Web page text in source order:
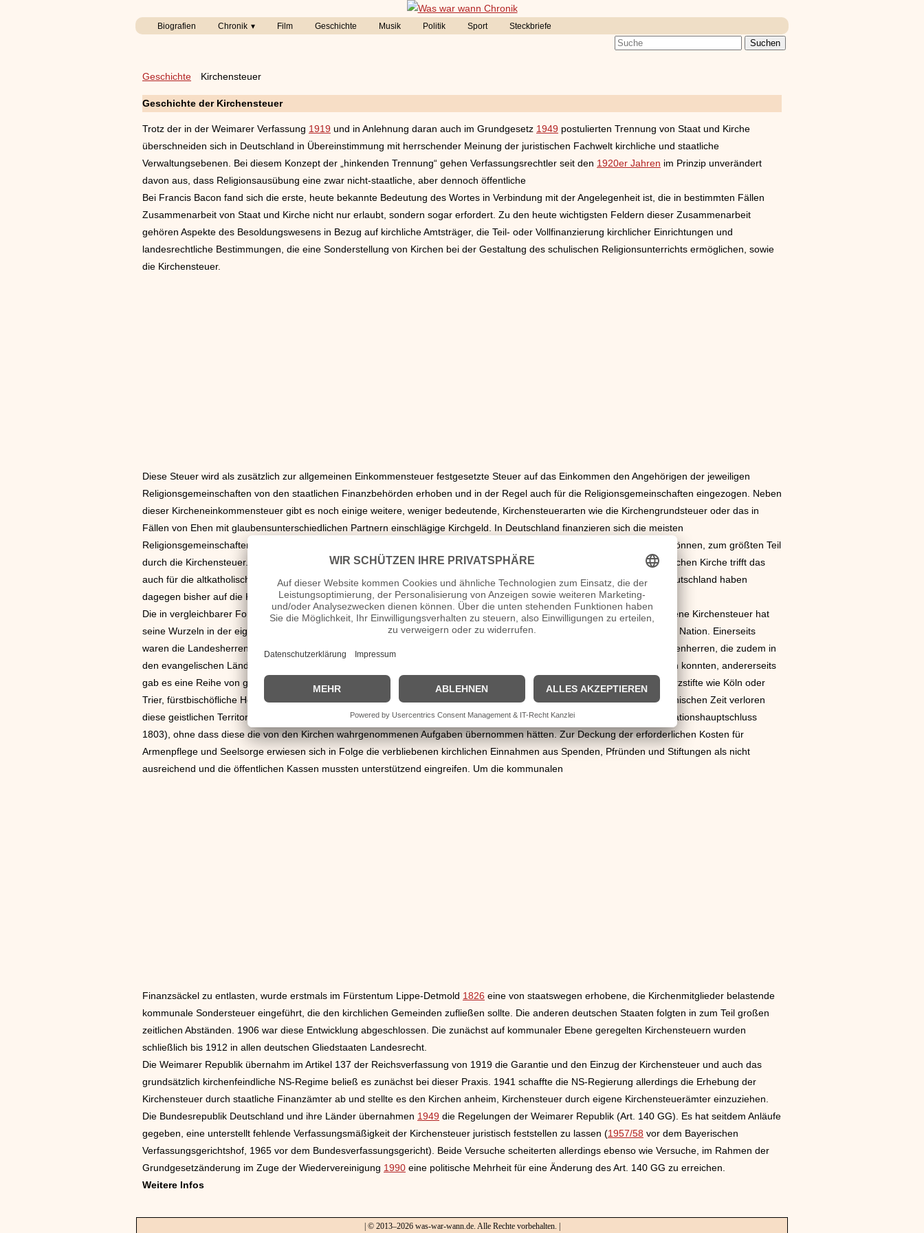
Biografien Chronik Film Geschichte Musik Politik Sport Steckbriefe
Geschichte Kirchensteuer
Geschichte der Kirchensteuer
Trotz der in der Weimarer Verfassung 1919 und in Anlehnung daran auch im Grundgesetz 1949 postulierten Trennung von Staat und Kirche
überschneiden sich in Deutschland in Übereinstimmung mit herrschender Meinung der juristischen Fachwelt kirchliche und staatliche
Verwaltungsebenen. Bei diesem Konzept der „hinkenden Trennung“ gehen Verfassungsrechtler seit den 1920er Jahren im Prinzip unverändert
davon aus, dass Religionsausübung eine zwar nicht-staatliche, aber dennoch öffentliche
Bei Francis Bacon fand sich die erste, heute bekannte Bedeutung des Wortes in Verbindung mit der Angelegenheit ist, die in bestimmten Fällen
Zusammenarbeit von Staat und Kirche nicht nur erlaubt, sondern sogar erfordert. Zu den heute wichtigsten Feldern dieser Zusammenarbeit
gehören Aspekte des Besoldungswesens in Bezug auf kirchliche Amtsträger, die Teil- oder Vollfinanzierung kirchlicher Einrichtungen und
landesrechtliche Bestimmungen, die eine Sonderstellung von Kirchen bei der Gestaltung des schulischen Religionsunterrichts ermöglichen, sowie
die Kirchensteuer.
Diese Steuer wird als zusätzlich zur allgemeinen Einkommensteuer festgesetzte Steuer auf das Einkommen den Angehörigen der jeweiligen
Religionsgemeinschaften von den staatlichen Finanzbehörden erhoben und in der Regel auch für die Religionsgemeinschaften eingezogen. Neben
dieser Kircheneinkommensteuer gibt es noch einige weitere, weniger bedeutende, Kirchensteuerarten wie die Kirchengrundsteuer oder das in
Fällen von Ehen mit glaubensunterschiedlichen Partnern einschlägige Kirchgeld. In Deutschland finanzieren sich die meisten
Religionsgemeinschaften, soweit sie den Charakter einer öffentlich-rechtlichen Körperschaft für sich in Anspruch nehmen können, zum größten Teil
durch die Kirchensteuer. Außer für die evangelisch-lutherischen und –reformierten Landeskirchen und der römisch-katholischen Kirche trifft das
auch für die altkatholische Kirche sowie einige freikirchliche und jüdische Gemeinden zu. Islamische Gemeinschaften in Deutschland haben
dagegen bisher auf die Kirchensteuereinzug voraussetzende Anerkennung als Körperschaft öffentlichen Rechts verzichtet.
Die in vergleichbarer Form außerhalb von Deutschland nur in
Österreich
, in der Schweiz sowie in Elsass-Lothringen erhobene Kirchensteuer hat
seine Wurzeln in der eigentümlichen Entwicklung im Verhältnis von Staat zu Kirche im Heiligen Römischen Reich deutscher Nation. Einerseits
waren die Landesherren der einzelnen deutschen Territorien seit dem Augsburger Religionsfrieden von 1555 oberste Kirchenherren, die zudem in
den evangelischen Ländern zum Teil direkt in die internen Belange der Religionsgemeinschaften in ihren Staaten eingreifen konnten, andererseits
gab es eine Reihe von geistlichen Territorien mit eigenstaatlichen Charakter auf Reichsebene. Dazu zählten kurfürstliche Erzstifte wie Köln oder
Trier, fürstbischöfliche Hochstifte wie Paderborn oder Osnabrück sowie Reichsabteien und sonstige Klöster. In der napoleonischen Zeit verloren
diese geistlichen Territorien ihre Selbstständigkeit. Ihre Gebiete und ihr Vermögen fielen an weltliche Fürsten (Reichsdeputationshauptschluss
1803), ohne dass diese die von den Kirchen wahrgenommenen Aufgaben übernommen hätten. Zur Deckung der erforderlichen Kosten für
Armenpflege und Seelsorge erwiesen sich in Folge die verbliebenen kirchlichen Einnahmen aus Spenden, Pfründen und Stiftungen als nicht
ausreichend und die öffentlichen Kassen mussten unterstützend eingreifen. Um die kommunalen
Finanzsäckel zu entlasten, wurde erstmals im Fürstentum Lippe-Detmold 1826 eine von staatswegen erhobene, die Kirchenmitglieder belastende
kommunale Sondersteuer eingeführt, die den kirchlichen Gemeinden zufließen sollte. Die anderen deutschen Staaten folgten in zum Teil großen
zeitlichen Abständen. 1906 war diese Entwicklung abgeschlossen. Die zunächst auf kommunaler Ebene geregelten Kirchensteuern wurden
schließlich bis 1912 in allen deutschen Gliedstaaten Landesrecht.
Die Weimarer Republik übernahm im Artikel 137 der Reichsverfassung von 1919 die Garantie und den Einzug der Kirchensteuer und auch das
grundsätzlich kirchenfeindliche NS-Regime beließ es zunächst bei dieser Praxis. 1941 schaffte die NS-Regierung allerdings die Erhebung der
Kirchensteuer durch staatliche Finanzämter ab und stellte es den Kirchen anheim, Kirchensteuer durch eigene Kirchensteuerämter einzuziehen.
Die Bundesrepublik Deutschland und ihre Länder übernahmen 1949 die Regelungen der Weimarer Republik (Art. 140 GG). Es hat seitdem Anläufe
gegeben, eine unterstellt fehlende Verfassungsmäßigkeit der Kirchensteuer juristisch feststellen zu lassen (1957/58 vor dem Bayerischen
Verfassungsgerichtshof, 1965 vor dem Bundesverfassungsgericht). Beide Versuche scheiterten allerdings ebenso wie Versuche, im Rahmen der
Grundgesetzänderung im Zuge der Wiedervereinigung 1990 eine politische Mehrheit für eine Änderung des Art. 140 GG zu erreichen.
Weitere Infos
| © 2013–2026 was-war-wann.de. Alle Rechte vorbehalten. |